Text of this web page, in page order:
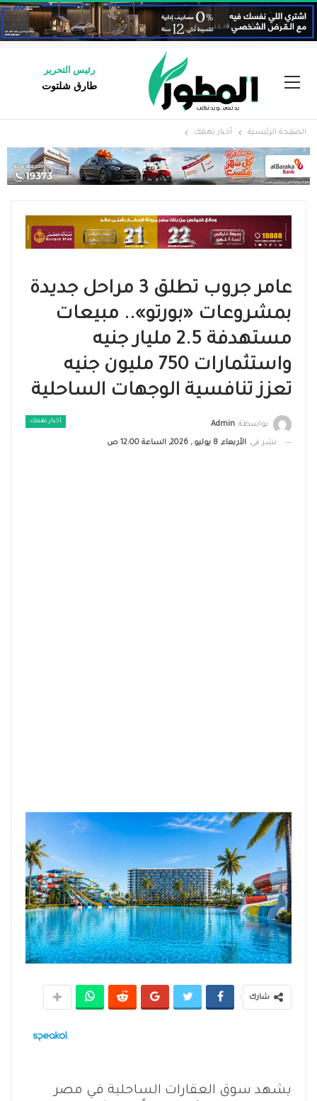
رئيس التحرير
طارق شلتوت
الصفحة الرئيسية أخبار تهمك
عامر جروب تطلق 3 مراحل جديدة
بمشروعات «بورتو».. مبيعات
مستهدفة 2.5 مليار جنيه
واستثمارات 750 مليون جنيه
تعزز تنافسية الوجهات الساحلية
أخبار تهمك بواسطة Admin
نشر في الأربعاء, 8 يوليو , 2026, الساعة 12:00 ص
شارك
يشهد سوق العقارات الساحلية في مصر